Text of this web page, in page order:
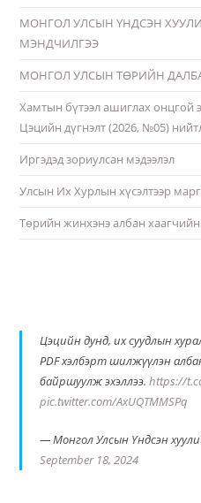
МОНГОЛ УЛСЫН ҮНДСЭН
МЭНДЧИЛГЭЭ
МОНГОЛ УЛСЫН ТӨРИЙН
Хамтын бүтээл ашиглах онцгой
Цэцийн дүгнэлт (2026, №05)
Иргэдэд зориулсан мэдээлэл
Улсын Их Хурлын хүсэлтээр
Төрийн жинхэнэ албан
Цэцийн дунд, их суудлын
PDF хэлбэрт шилжүүлэн
байршуулж эхэллээ.https://
pic.twitter.com/AxUQTMMSPq
— Монгол Улсын Үндсэн
September 18, 2024